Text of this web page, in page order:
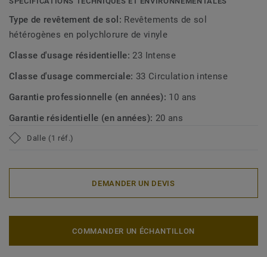
Type de revêtement de sol: Revêtements de sol
hétérogènes en polychlorure de vinyle
Classe d'usage résidentielle: 23 Intense
Classe d'usage commerciale: 33 Circulation intense
Garantie professionnelle (en années): 10 ans
Garantie résidentielle (en années): 20 ans
Dalle (1 réf.)
DEMANDER UN DEVIS
COMMANDER UN ÉCHANTILLON